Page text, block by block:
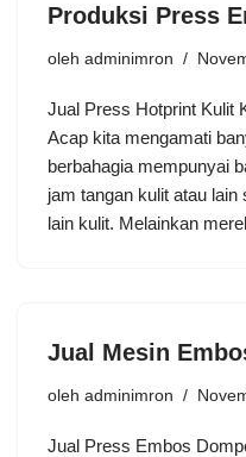
Produksi Press
oleh adminimron
Jual Press Hotprint Kulit
Acap kita mengamati
berbahagia mempunyai
jam tangan kulit atau
lain kulit. Melainkan
Jual Mesin
oleh adminimron
Jual Press Embos